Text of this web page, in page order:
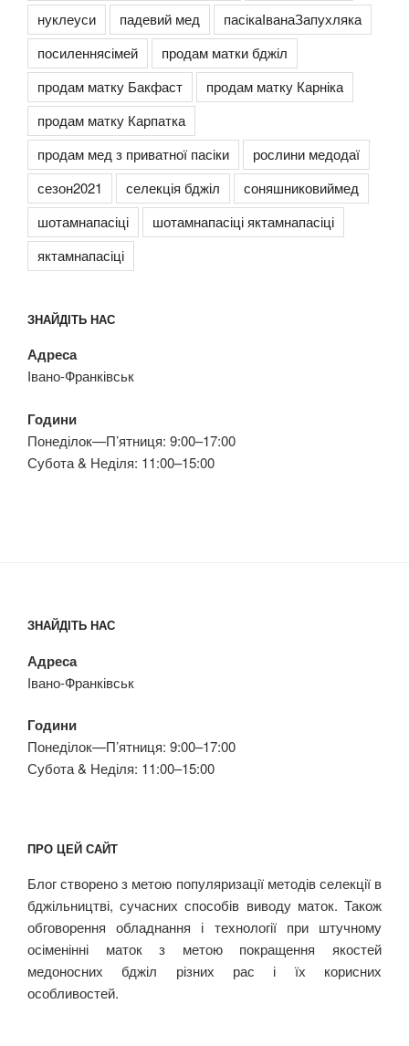
нуклеуси
падевий мед
пасікаІванаЗапухляка
посиленнясімей
продам матки бджіл
продам матку Бакфаст
продам матку Карніка
продам матку Карпатка
продам мед з приватної пасіки
рослини медодаї
сезон2021
селекція бджіл
соняшниковиймед
шотамнапасіці
шотамнапасіці яктамнапасіці
яктамнапасіці
ЗНАЙДІТЬ НАС
Адреса
Івано-Франківськ
Години
Понеділок—П’ятниця: 9:00–17:00
Субота & Неділя: 11:00–15:00
ЗНАЙДІТЬ НАС
Адреса
Івано-Франківськ
Години
Понеділок—П’ятниця: 9:00–17:00
Субота & Неділя: 11:00–15:00
ПРО ЦЕЙ САЙТ
Блог створено з метою популяризації методів селекції в
бджільництві, сучасних способів виводу маток. Також
обговорення обладнання і технології при штучному
осіменінні маток з метою покращення якостей
медоносних бджіл різних рас і їх корисних
особливостей.